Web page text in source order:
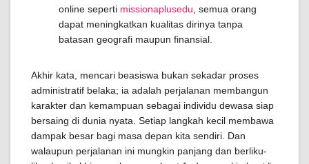
online seperti missionaplusedu , semua orang
dapat meningkatkan kualitas dirinya tanpa
batasan geografi maupun finansial.
Akhir kata, mencari beasiswa bukan sekadar proses
administratif belaka; ia adalah perjalanan membangun
karakter dan kemampuan sebagai individu dewasa siap
bersaing di dunia nyata. Setiap langkah kecil membawa
dampak besar bagi masa depan kita sendiri. Dan
walaupun perjalanan ini mungkin panjang dan berliku-